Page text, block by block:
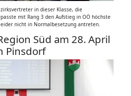
in dieser Klasse, die
mit Rang 3 den Aufstieg in OÖ höchste
nicht in Normalbesetzung antreten.
Süd am 28. April
Pinsdorf